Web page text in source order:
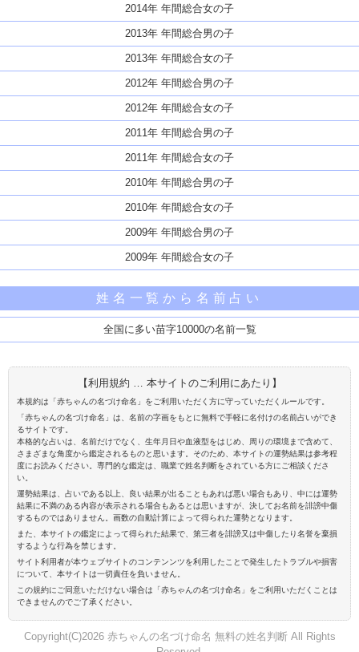
2014年 年間総合女の子
2013年 年間総合男の子
2013年 年間総合女の子
2012年 年間総合男の子
2012年 年間総合女の子
2011年 年間総合男の子
2011年 年間総合女の子
2010年 年間総合男の子
2010年 年間総合女の子
2009年 年間総合男の子
2009年 年間総合女の子
姓名一覧から名前占い
全国に多い苗字10000の名前一覧
【利用規約 … 本サイトのご利用にあたり】
本規約は「赤ちゃんの名づけ命名」をご利用いただく方に守っていただくルールです。
「赤ちゃんの名づけ命名」は、名前の字画をもとに無料で手軽に名付けの名前占いができ
るサイトです。
本格的な占いは、名前だけでなく、生年月日や血液型をはじめ、周りの環境まで含めて、
さまざまな角度から鑑定されるものと思います。そのため、本サイトの運勢結果は参考程
度にお読みください。専門的な鑑定は、職業で姓名判断をされている方にご相談くださ
い。
運勢結果は、占いである以上、良い結果が出ることもあれば悪い場合もあり、中には運勢
結果に不満のある内容が表示される場合もあるとは思いますが、決してお名前を誹謗中傷
するものではありません。画数の自動計算によって得られた運勢となります。
また、本サイトの鑑定によって得られた結果で、第三者を誹謗又は中傷したり名誉を棄損
するような行為を禁じます。
サイト利用者が本ウェブサイトのコンテンンツを利用したことで発生したトラブルや損害
について、本サイトは一切責任を負いません。
この規約にご同意いただけない場合は「赤ちゃんの名づけ命名」をご利用いただくことは
できませんのでご了承ください。
Copyright(C)2026 赤ちゃんの名づけ命名 無料の姓名判断 All Rights